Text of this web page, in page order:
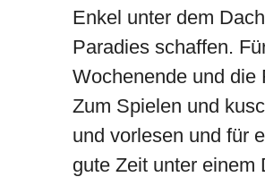
Enkel unter dem
Paradies schaffen.
Wochenende und die
Zum Spielen und
und vorlesen und für
gute Zeit unter einem